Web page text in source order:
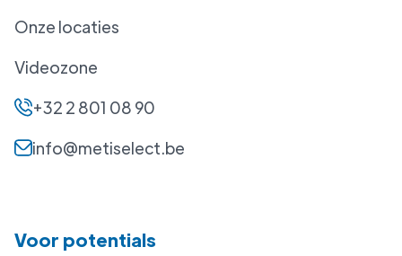
Onze locaties
Videozone
+32 2 801 08 90
info@metiselect.be
Voor potentials